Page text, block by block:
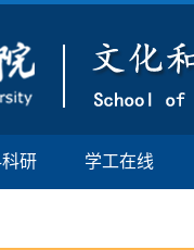
研 学工在线